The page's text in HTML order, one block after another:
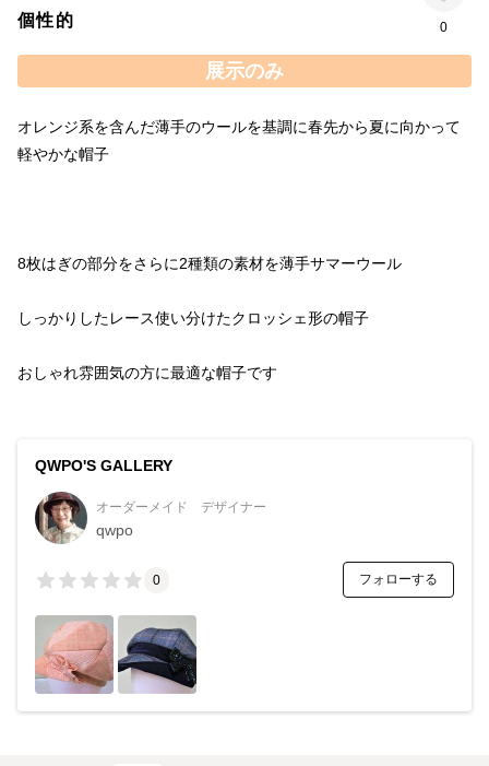
個性的 0
展示のみ
オレンジ系を含んだ薄手のウールを基調に春先から夏に向かって
おしゃれ雰囲気の方に最適な帽子です
QWPO'S GALLERY
オーダーメイド デザイナー
qwpo
0 フォローする